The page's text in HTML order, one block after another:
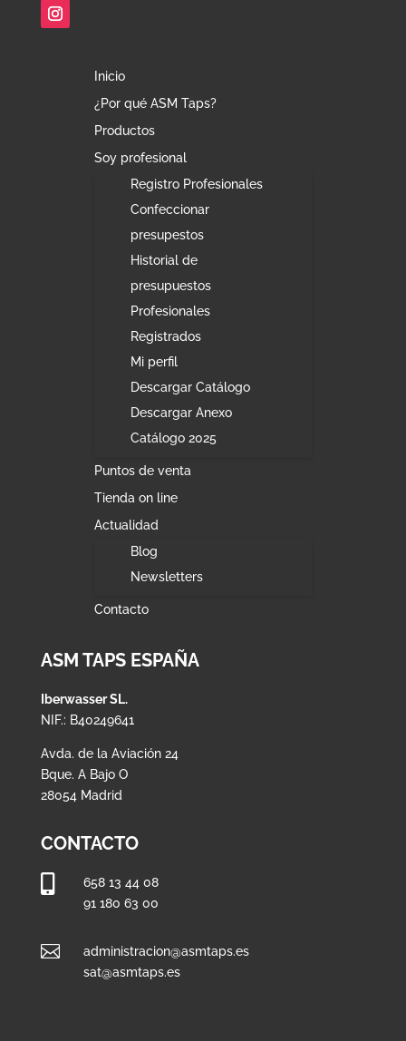
Inicio
¿Por qué ASM Taps?
Productos
Soy profesional
Registro Profesionales
Confeccionar
presupestos
Historial de
presupuestos
Profesionales
Registrados
Mi perfil
Descargar Catálogo
Descargar Anexo
Catálogo 2025
Puntos de venta
Tienda on line
Actualidad
Blog
Newsletters
Contacto
ASM TAPS ESPAÑA
Iberwasser SL.
NIF.: B40249641
Avda. de la Aviación 24
Bque. A Bajo O
28054 Madrid
CONTACTO

658 13 44 08
91 180 63 00

administracion@asmtaps.es
sat@asmtaps.es